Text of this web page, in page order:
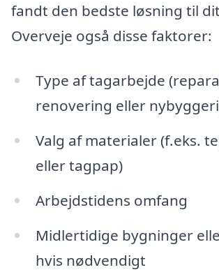
fandt den bedste løsning til
Overveje også disse faktorer:
Type af tagarbejde
renovering eller
Valg af materialer (f.eks.
eller tagpap)
Arbejdstidens omfang
Midlertidige bygninger
hvis nødvendigt